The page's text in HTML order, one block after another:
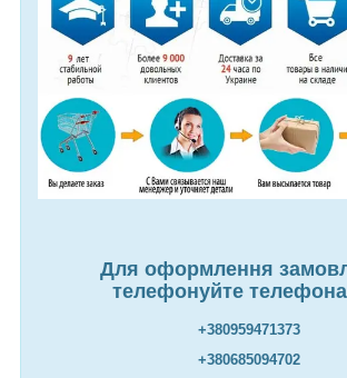
Для оформлення
телефонуйте
+380959471373
+380685094702